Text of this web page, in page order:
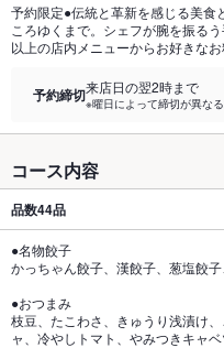
予約限定●伝統と革新を感じる美食
ころゆくまで。シェフが腕を振る
以上の店内メニューからお好きなお
予約締切来店日の翌2時まで
※曜日によって締切が異なる
コース内容
品数44品
●名物餃子
かっちゃん餃子、漢餃子、葱塩餃
●おつまみ
枝豆、たこわさ、きゅうり浅漬け
ャ、冷やしトマト、やみつきキャベ